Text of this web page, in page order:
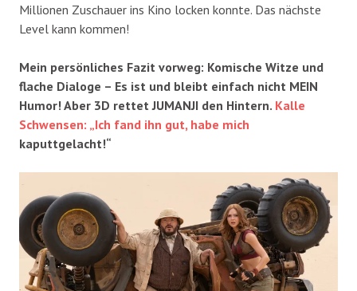
Millionen Zuschauer ins Kino locken konnte. Das nächste
Level kann kommen!
Mein persönliches Fazit vorweg: Komische Witze und
flache Dialoge – Es ist und bleibt einfach nicht MEIN
Humor! Aber 3D rettet JUMANJI den Hintern. Kalle
Schwensen: „Ich fand ihn gut, habe mich
kaputtgelacht!“